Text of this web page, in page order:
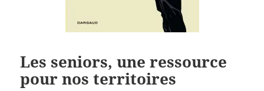
Les seniors, une ressource
pour nos territoires